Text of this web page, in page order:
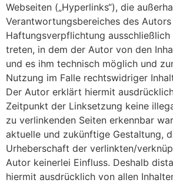
Webseiten („Hyperlinks“), die
Verantwortungsbereiches des
Haftungsverpflichtung
treten, in dem der Autor von den
und es ihm technisch möglich und
Nutzung im Falle rechtswidriger
Der Autor erklärt hiermit
Zeitpunkt der Linksetzung keine
zu verlinkenden Seiten erkennbar
aktuelle und zukünftige Gestaltung,
Urheberschaft der verlinkten/
Autor keinerlei Einfluss. Deshalb
hiermit ausdrücklich von allen